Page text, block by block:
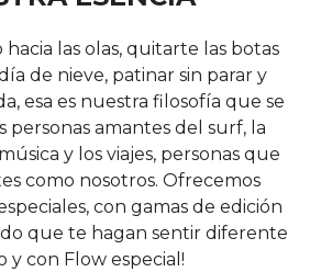
hacia las olas, quitarte las botas
de nieve, patinar sin parar y
esa es nuestra filosofía que se
personas amantes del surf, la
y los viajes, personas que
como nosotros. Ofrecemos
con gamas de edición
que te hagan sentir diferente
y con Flow especial!